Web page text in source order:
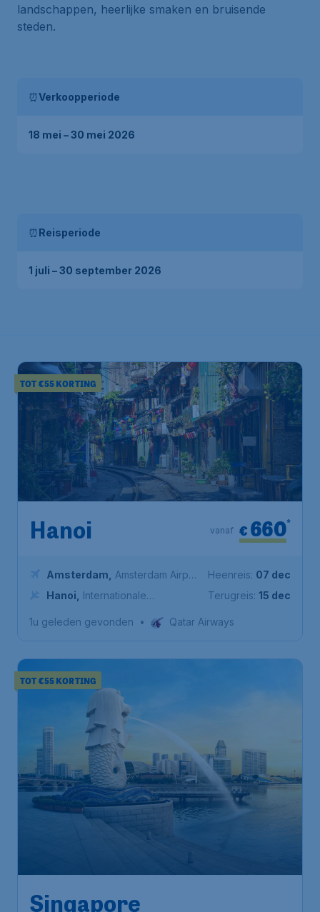
landschappen, heerlijke smaken en bruisende
steden.
⏰Verkoopperiode
18 mei – 30 mei 2026
⏰Reisperiode
1 juli – 30 september 2026
TOT €55 KORTING
Hanoi €660*
vanaf
Amsterdam
Amsterdam Airport
Schiphol
Hanoi
Internationale
Heenreis: 07 dec
Terugreis: 15 dec
1u geleden gevonden • Qatar Airways
TOT €55 KORTING
Singapore *
Singapore
luchthaven Changi